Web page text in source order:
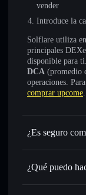
vender
Introduce la
Solflare utiliza
principales
disponible para
DCA (promedio
operaciones.
comprar upcome.
¿Es seguro
upcome no está
¿Qué puedo
upcome